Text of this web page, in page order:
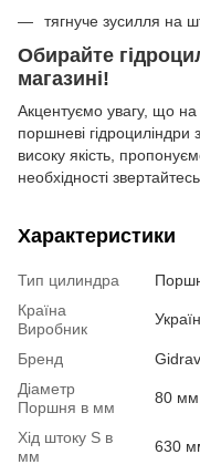
тягнуче зусилля на
Обирайте
магазині!
Акцентуємо увагу, що на
поршневі
високу якість,
необхідності
Характеристики
Тип цилиндра
Країна
Виробник
Бренд
Діаметр
Поршня в мм
80 мм
Хід штоку S в
мм
630